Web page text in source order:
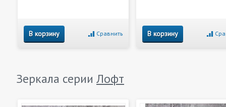
В корзину Сравнить В корзину
Зеркала серии Лофт